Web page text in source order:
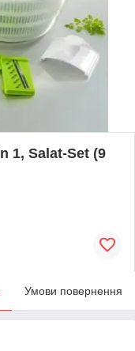
1, Salat-Set (9
Умови повернення